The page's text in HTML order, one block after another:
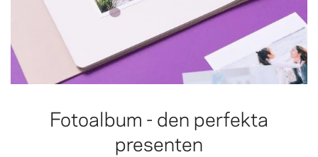
Fotoalbum - den perfekta
presenten